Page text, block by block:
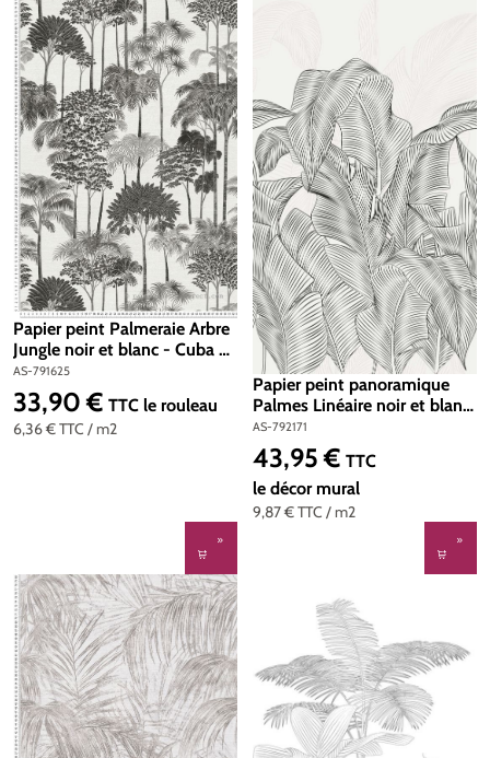
Papier peint Palmeraie Arbre
Jungle noir et blanc - Cuba 2
d'A.S. Création | Réf. AS-
791625
AS-791625
6,36 €TTC / m2
Prix régulier :
33,90 € TTC le rouleau
Papier peint panoramique
Palmes Linéaire noir et blanc
- Metropolitan Stories 5
Vibes & Styles d'A.S. Création
| Réf. AS-792171
AS-792171
9,87 €TTC / m2
Prix régulier :
43,95 € TTC
le décor mural